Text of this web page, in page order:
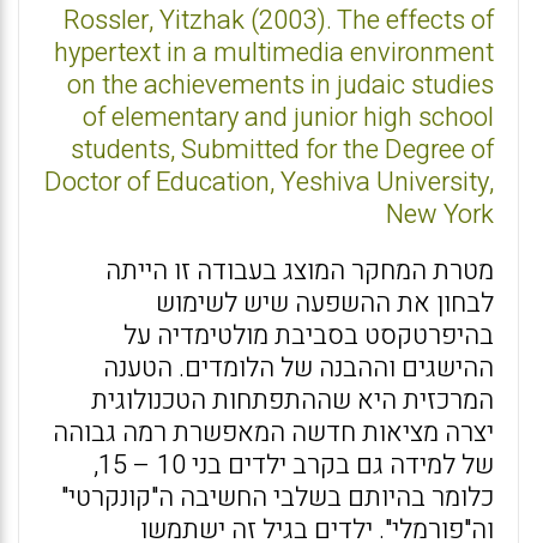
Rossler, Yitzhak (2003). The effects of
hypertext in a multimedia environment
on the achievements in judaic studies
of elementary and junior high school
students, Submitted for the Degree of
Doctor of Education, Yeshiva University,
New York
מטרת המחקר המוצג בעבודה זו הייתה
לבחון את ההשפעה שיש לשימוש
בהיפרטקסט בסביבת מולטימדיה על
ההישגים וההבנה של הלומדים. הטענה
המרכזית היא שההתפתחות הטכנולוגית
יצרה מציאות חדשה המאפשרת רמה גבוהה
של למידה גם בקרב ילדים בני 10 – 15,
כלומר בהיותם בשלבי החשיבה ה"קונקרטי"
וה"פורמלי". ילדים בגיל זה ישתמשו